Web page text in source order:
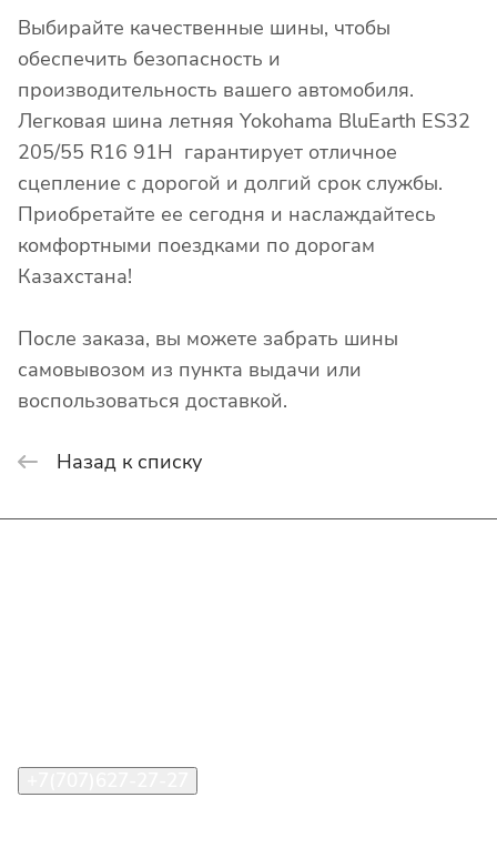
Выбирайте качественные шины, чтобы
обеспечить безопасность и
производительность вашего автомобиля.
Легковая шина летняя Yokohama BluEarth ES32
205/55 R16 91H гарантирует отличное
сцепление с дорогой и долгий срок службы.
Приобретайте ее сегодня и наслаждайтесь
комфортными поездками по дорогам
Казахстана!
После заказа, вы можете забрать шины
самовывозом из пункта выдачи или
воспользоваться доставкой.
Назад к списку